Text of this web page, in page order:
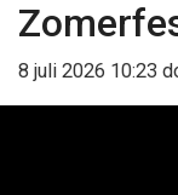
8 juli 2026 10:23